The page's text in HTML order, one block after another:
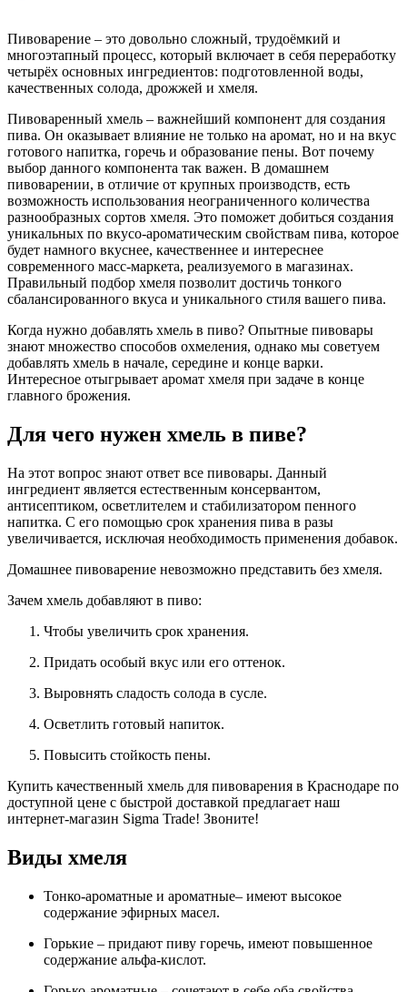
Пивоварение – это довольно сложный, трудоёмкий и
многоэтапный процесс, который включает в себя переработку
четырёх основных ингредиентов: подготовленной воды,
качественных солода, дрожжей и хмеля.
Пивоваренный хмель – важнейший компонент для создания
пива. Он оказывает влияние не только на аромат, но и на вкус
готового напитка, горечь и образование пены. Вот почему
выбор данного компонента так важен. В домашнем
пивоварении, в отличие от крупных производств, есть
возможность использования неограниченного количества
разнообразных сортов хмеля. Это поможет добиться создания
уникальных по вкусо-ароматическим свойствам пива, которое
будет намного вкуснее, качественнее и интереснее
современного масс-маркета, реализуемого в магазинах.
Правильный подбор хмеля позволит достичь тонкого
сбалансированного вкуса и уникального стиля вашего пива.
Когда нужно добавлять хмель в пиво? Опытные пивовары
знают множество способов охмеления, однако мы советуем
добавлять хмель в начале, середине и конце варки.
Интересное отыгрывает аромат хмеля при задаче в конце
главного брожения.
Для чего нужен хмель в пиве?
На этот вопрос знают ответ все пивовары. Данный
ингредиент является естественным консервантом,
антисептиком, осветлителем и стабилизатором пенного
напитка. С его помощью срок хранения пива в разы
увеличивается, исключая необходимость применения добавок.
Домашнее пивоварение невозможно представить без хмеля.
Зачем хмель добавляют в пиво:
Чтобы увеличить срок хранения.
Придать особый вкус или его оттенок.
Выровнять сладость солода в сусле.
Осветлить готовый напиток.
Повысить стойкость пены.
Купить качественный хмель для пивоварения в Краснодаре по
доступной цене с быстрой доставкой предлагает наш
интернет-магазин Sigma Trade! Звоните!
Виды хмеля
Тонко-ароматные и ароматные– имеют высокое
содержание эфирных масел.
Горькие – придают пиву горечь, имеют повышенное
содержание альфа-кислот.